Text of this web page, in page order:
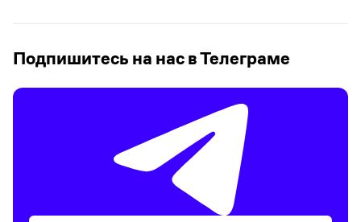
Подпишитесь на нас в Телеграме